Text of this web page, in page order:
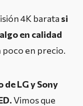
4K barata si
en calidad
poco en precio.
LG y Sony
Vimos que